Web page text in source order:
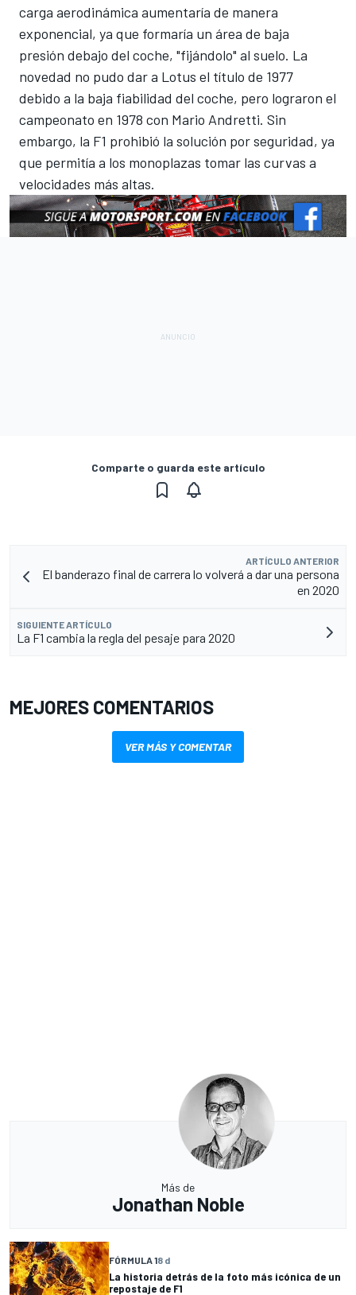
carga aerodinámica aumentaría de manera
exponencial, ya que formaría un área de baja
presión debajo del coche, "fijándolo" al suelo. La
novedad no pudo dar a Lotus el título de 1977
debido a la baja fiabilidad del coche, pero lograron el
campeonato en 1978 con Mario Andretti. Sin
embargo, la F1 prohibió la solución por seguridad, ya
que permitía a los monoplazas tomar las curvas a
velocidades más altas.
Comparte o guarda este artículo
ARTÍCULO ANTERIOR
El banderazo final de carrera lo volverá a dar una persona
en 2020
SIGUIENTE ARTÍCULO
La F1 cambia la regla del pesaje para 2020
MEJORES COMENTARIOS
VER MÁS Y COMENTAR
Más de
Jonathan Noble
FÓRMULA 18 d
La historia detrás de la foto más icónica de un
repostaje de F1